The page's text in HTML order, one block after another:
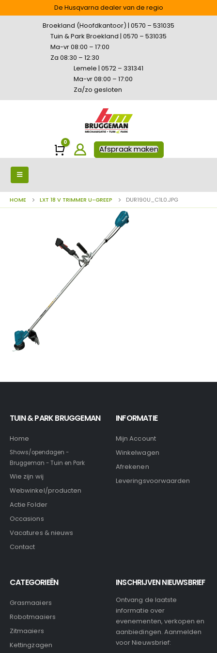
De Husqvarna dealer van de regio
Broekland (Hoofdkantoor) | 0570 – 531035
Tuin & Park Broekland | 0570 – 531035
Ma-vr 08:00 – 17:00
Za 08:30 – 12:30
Lemele | 0572 – 331341
Ma-vr 08:00 – 17:00
Za/zo gesloten
Winkelwagen
0
Afspraak maken
HOME LXT 18 V TRIMMER U-GREEP DUR190U_C1L0.JPG
TUIN & PARK BRUGGEMAN
Home
Shows/opendagen -
Bruggeman - Tuin en Park
Wie zijn wij
Webwinkel/producten
Actie Folder
Occasions
Vacatures & nieuws
Contact
INFORMATIE
Mijn Account
Winkelwagen
Afrekenen
Leveringsvoorwaarden
CATEGORIEËN
Grasmaaiers
Robotmaaiers
Zitmaaiers
Kettingzagen
INSCHRIJVEN NIEUWSBRIEF
Ontvang de laatste
informatie over
evenementen, verkopen en
aanbiedingen. Aanmelden
voor Nieuwsbrief: